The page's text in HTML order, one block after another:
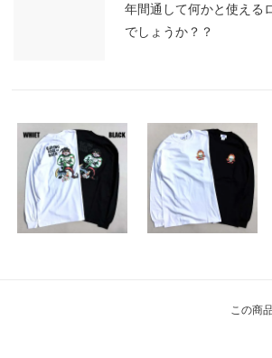
年間通して何かと使える
でしょうか？？
この商